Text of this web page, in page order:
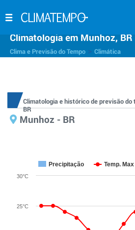
Climatologia em Munhoz, BR
Clima e Previsão do Tempo Climática
Climatologia e histórico de previsão do
BR
Munhoz - BR
Precipitação Temp. Max
25°C
30°C